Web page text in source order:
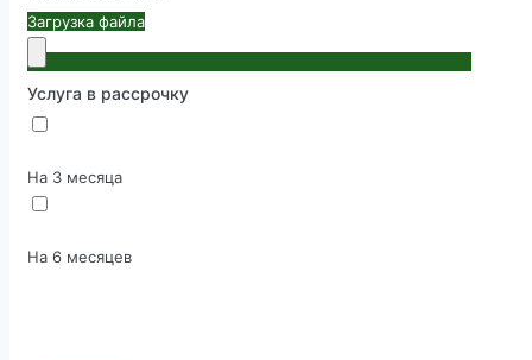
Загрузка файла
Услуга в рассрочку
На 3 месяца
На 6 месяцев